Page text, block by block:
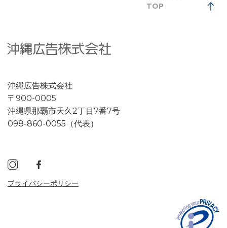
TOP
沖縄広告株式会社
〒900-0005
沖縄県那覇市天久2丁目7番7号
098-860-0055（代表）
プライバシーポリシー